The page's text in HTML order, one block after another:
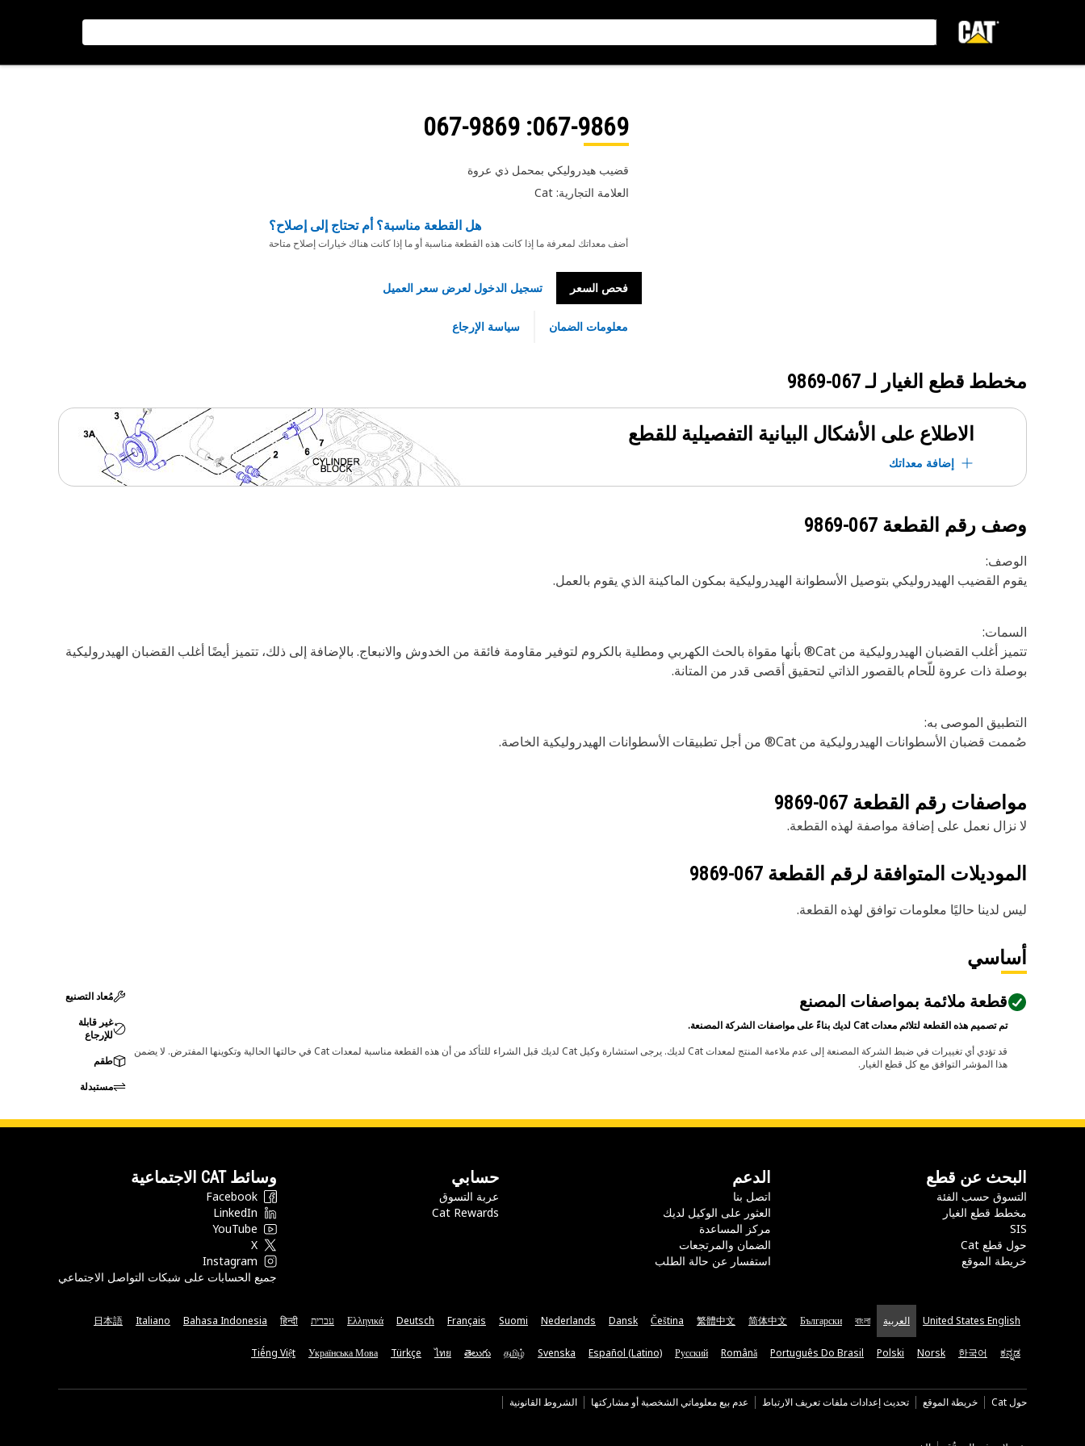
067-9869
: 067-9869
قضيب هيدروليكي بمحمل ذي عروة
العلامة التجارية: Cat
هل القطعة مناسبة؟ أم تحتاج إلى إصلاح؟
أضف معداتك لمعرفة ما إذا كانت هذه القطعة مناسبة أو ما إذا كانت هناك خيارات إصلاح متاحة
فحص السعر تسجيل الدخول لعرض سعر العميل
معلومات الضمان سياسة الإرجاع
مخطط قطع الغيار لـ067-9869
الاطلاع على الأشكال البيانية التفصيلية للقطع
إضافة معداتك
وصف رقم القطعة 067-9869
الوصف:
يقوم القضيب الهيدروليكي بتوصيل الأسطوانة الهيدروليكية بمكون الماكينة الذي يقوم بالعمل.
السمات:
تتميز أغلب القضبان الهيدروليكية من Cat® بأنها مقواة بالحث الكهربي ومطلية بالكروم لتوفير مقاومة فائقة من الخدوش والانبعاج. بالإضافة إلى ذلك، تتميز أيضًا أغلب القضبان الهيدروليكية
بوصلة ذات عروة للّحام بالقصور الذاتي لتحقيق أقصى قدر من المتانة.
التطبيق الموصى به:
صُممت قضبان الأسطوانات الهيدروليكية من Cat® من أجل تطبيقات الأسطوانات الهيدروليكية الخاصة.
مواصفات رقم القطعة 067-9869
لا نزال نعمل على إضافة مواصفة لهذه القطعة.
الموديلات المتوافقة لرقم القطعة 067-9869
ليس لدينا حاليًا معلومات توافق لهذه القطعة.
أساسي
قطعة ملائمة بمواصفات المصنع
تم تصميم هذه القطعة لتلائم معدات Cat لديك بناءً على مواصفات الشركة المصنعة.
قد تؤدي أي تغييرات في ضبط الشركة المصنعة إلى عدم ملاءمة المنتج لمعدات Cat لديك. يرجى استشارة وكيل Cat لديك قبل الشراء للتأكد من أن هذه القطعة مناسبة لمعدات Cat في حالتها الحالية وتكوينها المفترض. لا يضمن
هذا المؤشر التوافق مع كل قطع الغيار.
مُعاد التصنيع
غير قابلة
للإرجاع
طقم
مستبدلة
البحث عن قطع
التسوق حسب الفئة
مخطط قطع الغيار
SIS
حول قطع Cat
خريطة الموقع
الدعم
اتصل بنا
العثور على الوكيل لديك
مركز المساعدة
الضمان والمرتجعات
استفسار عن حالة الطلب
حسابي
عربة التسوق
Cat Rewards
وسائط CAT الاجتماعية
Facebook
LinkedIn
YouTube
X
Instagram
جميع الحسابات على شبكات التواصل الاجتماعي
United States English العربية বাংলা
Български
简体中文
繁體中文
Čeština
Dansk
Nederlands
Suomi
Français
Deutsch
Ελληνικά עברית हिन्दी
Bahasa Indonesia
Italiano
日本語
ಕನ್ನಡ
한국어
Norsk
Polski
Português Do Brasil
Română
Русский
Español (Latino)
Svenska
தமிழ்
తెలుగు
ไทย
Türkçe
Українська Мова
Tiếng Việt
حول Cat خريطة الموقع تحديث إعدادات ملفات تعريف الارتباط عدم بيع معلوماتي الشخصية أو مشاركتها الشروط القانونية